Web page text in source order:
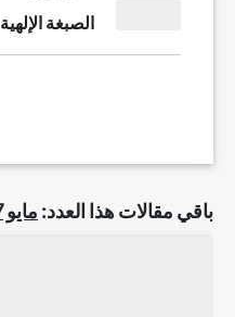
باقي مقالات هذا العدد: مايو 1997
الصبغة الإلهية